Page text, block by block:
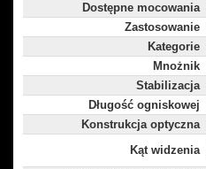
Dostępne mocowania
Zastosowanie
Kategorie
Mnożnik
Stabilizacja
Długość ogniskowej
Konstrukcja optyczna
Kąt widzenia